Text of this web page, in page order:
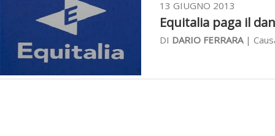
13 GIUGNO 2013
Equitalia paga il
DI DARIO FERRARA|